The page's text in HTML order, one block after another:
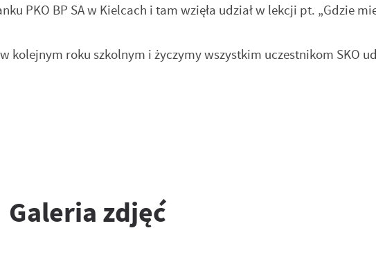
PKO BP SA w Kielcach i tam wzięła udział w lekcji pt. „Gdzie
kolejnym roku szkolnym i życzymy wszystkim uczestnikom SKO
Galeria zdjęć
swoich ustawień.